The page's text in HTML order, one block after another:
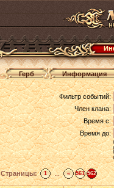
Герб Информация
Фильтр событий:
Член клана:
Время с:
Время до:
Страницы: 1 ... « 561 562